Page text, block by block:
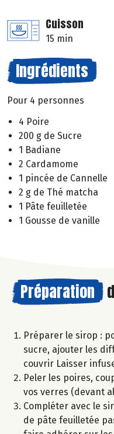
Cuisson
15 min
Ingrédients
Pour 4 personnes
4 Poire
200 g de Sucre
1 Badiane
2 Cardamome
1 pincée de Cannelle
2 g de Thé matcha
1 Pâte feuilletée
1 Gousse de vanille
Préparation
Préparer le sirop :
sucre, ajouter les
couvrir Laisser
Peler les poires,
vos verres (devant
Compléter avec le
de pâte feuilletée